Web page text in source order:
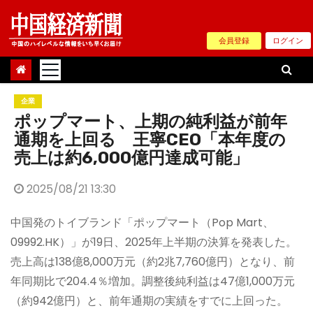
Skip
content
会員登録 ログイン
企業
ポップマート、上期の純利益が前年
通期を上回る 王寧CEO「本年度の
売上は約6,000億円達成可能」
2025/08/21 13:30
中国発のトイブランド「ポップマート（Pop Mart、
09992.HK）」が19日、2025年上半期の決算を発表した。
売上高は138億8,000万元（約2兆7,760億円）となり、前
年同期比で204.4％増加。調整後純利益は47億1,000万元
（約942億円）と、前年通期の実績をすでに上回った。